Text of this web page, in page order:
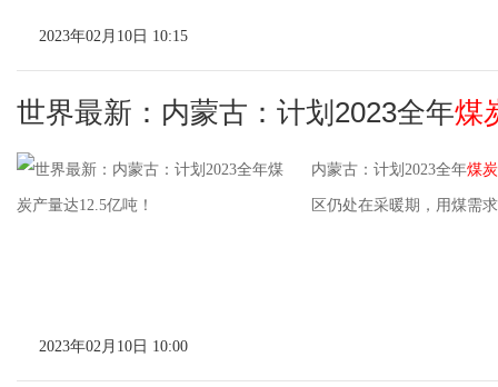
2023年02月10日 10:15
世界最新：内蒙古：计划2023全年煤
内蒙古：计划2023全年煤
区仍处在采暖期，用煤需
2023年02月10日 10:00